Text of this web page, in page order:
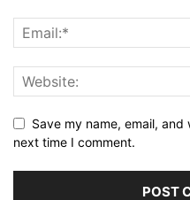
Save my name, email,
next time I comment.